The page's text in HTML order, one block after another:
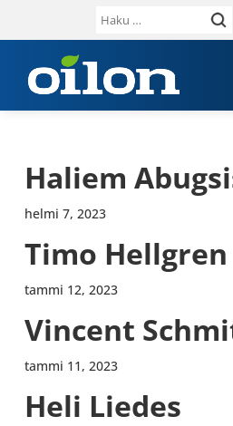
Haku:
Haliem
helmi 7, 2023
Timo Hellgren
tammi 12, 2023
Vincent
tammi 11, 2023
Heli Liedes